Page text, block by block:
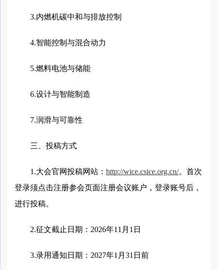
3.内燃机碳中和与排放控制
4.智能控制与混合动力
5.燃料电池与储能
6.设计与智能制造
7.润滑与可靠性
三、投稿方式
1.大会官网投稿网站： http://wice.csice.org.cn/。首次
登录须点击注册参会页面注册会议账户，登录账号后，
进行投稿。
2.征文截止日期：2026年11月1日
3.录用通知日期：2027年1月31日前